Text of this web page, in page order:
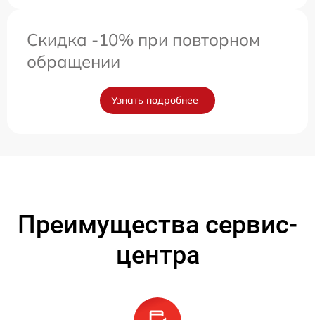
Скидка -10% при повторном
обращении
Узнать подробнее
Преимущества сервис-
центра